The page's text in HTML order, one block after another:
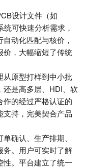
设计文件（如
可快速分析需求，
动化匹配与核价，
价，大幅缩短了传统
从原型打样到中小批
还是高多层、HDI、软
的经过严格认证的
持，完美契合产品
确认、生产排期、
务。用户可实时了解
。平台建立了统一